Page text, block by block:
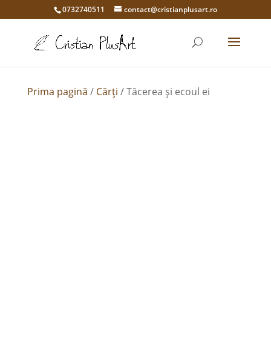
0732740511 contact@cristianplusart.ro
Prima pagină / Cărți / Tăcerea și ecoul ei